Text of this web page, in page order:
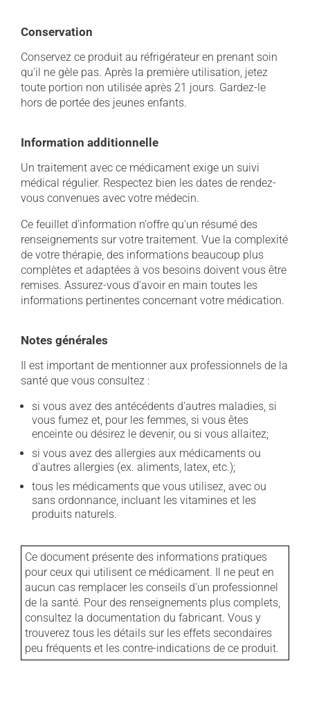
Conservation
Conservez ce produit au réfrigérateur en prenant soin
qu'il ne gèle pas. Après la première utilisation, jetez
toute portion non utilisée après 21 jours. Gardez-le
hors de portée des jeunes enfants.
Information additionnelle
Un traitement avec ce médicament exige un suivi
médical régulier. Respectez bien les dates de rendez-
vous convenues avec votre médecin.
Ce feuillet d'information n'offre qu'un résumé des
renseignements sur votre traitement. Vue la complexité
de votre thérapie, des informations beaucoup plus
complètes et adaptées à vos besoins doivent vous être
remises. Assurez-vous d'avoir en main toutes les
informations pertinentes concernant votre médication.
Notes générales
Il est important de mentionner aux professionnels de la
santé que vous consultez :
si vous avez des antécédents d'autres maladies, si
vous fumez et, pour les femmes, si vous êtes
enceinte ou désirez le devenir, ou si vous allaitez;
si vous avez des allergies aux médicaments ou
d'autres allergies (ex. aliments, latex, etc.);
tous les médicaments que vous utilisez, avec ou
sans ordonnance, incluant les vitamines et les
produits naturels.
Ce document présente des informations pratiques
pour ceux qui utilisent ce médicament. Il ne peut en
aucun cas remplacer les conseils d'un professionnel
de la santé. Pour des renseignements plus complets,
consultez la documentation du fabricant. Vous y
trouverez tous les détails sur les effets secondaires
peu fréquents et les contre-indications de ce produit.